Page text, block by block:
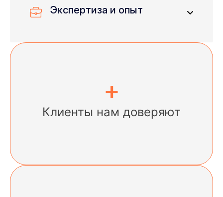
+
Клиенты нам доверяют
соответствующие уникальным
потребностям каждого клиента, вместо
Экспертиза и опыт
Отмечаем годы опыта, спектр